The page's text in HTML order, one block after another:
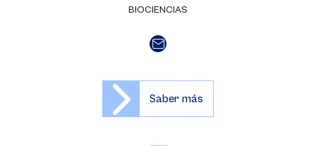
BIOCIENCIAS
Saber más